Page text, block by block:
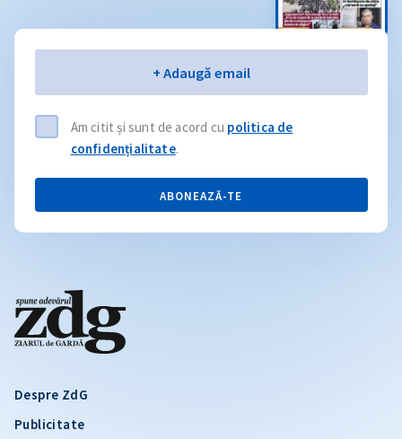
Despre ZdG
Publicitate
+ Adaugă email
Am citit și sunt de acord cu politica de
confidențialitate.
ABONEAZĂ-TE